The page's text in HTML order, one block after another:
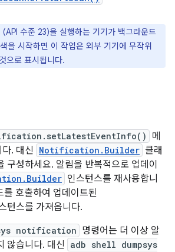
수준 23)을 실행하는 기기가 백그라운드
을 시작하면 이 작업은 외부 기기에 무작위
으로 표시됩니다.
메
. 대신 Notification.Builder 클래
구성하세요. 알림을 반복적으로 업데이
인스턴스를 재사용합니
를 호출하여 업데이트된
턴스를 가져옵니다.
notification 명령어는 더 이상 알
않습니다. 대신 adb shell dumpsys